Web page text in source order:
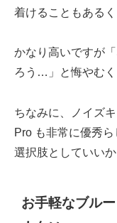
着けることもあるく
かなり高いですが
ろう…」と悔やむく
ちなみに、ノイズ
Pro も非常に優秀
選択肢としていいか
お手軽なブル